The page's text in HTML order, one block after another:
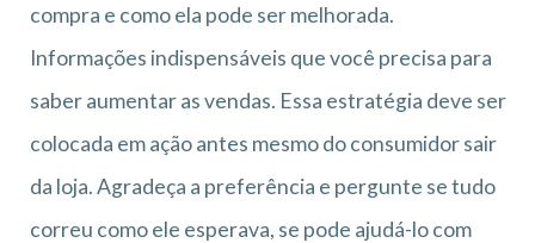
compra e como ela pode ser melhorada.
Informações indispensáveis que você precisa para
saber aumentar as vendas. Essa estratégia deve ser
colocada em ação antes mesmo do consumidor sair
da loja. Agradeça a preferência e pergunte se tudo
correu como ele esperava, se pode ajudá-lo com